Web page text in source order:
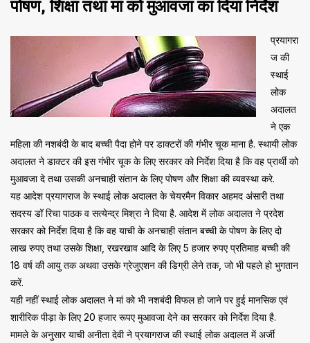
पोषण, शिक्षा तथा मां को मुआवजा का दिया निर्देश
प्रयागरा
ज की
स्थाई
लोक
अदालत
ने एक
महिला की नशबंदी के बाद बच्ची पैदा होने पर डाक्टरों की गंभीर चूक माना है. स्थायी लोक
अदालत ने डाक्टर की इस गंभीर चूक के लिए सरकार को निर्देश दिया है कि वह प्रार्थी को
मुआवजा दे तथा उसकी अनचाही संतान के लिए पोषण और शिक्षा की व्यवस्था करे.
यह आदेश प्रयागराज के स्थाई लोक अदालत के चेयरमैन विकार अहमद अंसारी तथा
सदस्य डॉ रिचा पाठक व सत्येन्द्र मिश्रा ने दिया है. आदेश में लोक अदालत ने प्रदेश
सरकार को निर्देश दिया है कि वह याची के अनचाही संतान बच्ची के पोषण के लिए दो
लाख रुपए तथा उसके शिक्षा, रखरखाव आदि के लिए 5 हजार रुपए प्रतिमाह बच्ची की
18 वर्ष की आयु तक अथवा उसके ग्रेजुएशन की डिग्री लेने तक, जो भी पहले हो भुगतान
करें.
यही नहीं स्थाई लोक अदालत ने मां को भी नशबंदी विफल हो जाने पर हुई मानसिक एवं
शारीरिक पीड़ा के लिए 20 हजार रूपए मुआवजा देने का सरकार को निर्देश दिया है.
मामले के अनुसार याची अनीता देवी ने प्रयागराज की स्थाई लोक अदालत में अर्जी